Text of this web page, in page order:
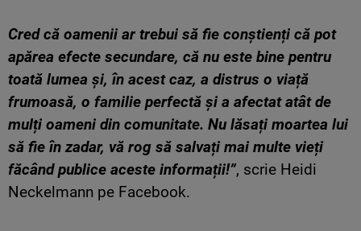
Cred că oamenii ar trebui să fie conștienți că pot
apărea efecte secundare, că nu este bine pentru
toată lumea și, în acest caz, a distrus o viață
frumoasă, o familie perfectă și a afectat atât de
mulți oameni din comunitate. Nu lăsați moartea lui
să fie în zadar, vă rog să salvați mai multe vieți
făcând publice aceste informații!”, scrie Heidi
Neckelmann pe Facebook.